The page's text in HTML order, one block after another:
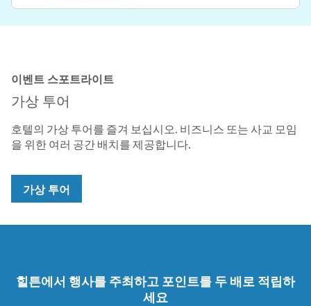
이벤트 스포트라이트
가상 투어
호텔의 가상 투어를 즐겨 보십시오. 비즈니스 또는 사교 모임
을 위한 여러 공간 배치를 제공합니다.
가상 투어
힐튼에서 행사를 주최하고 포인트를 두 배로 적립하
세요